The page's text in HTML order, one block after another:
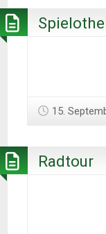
15.
Radtour